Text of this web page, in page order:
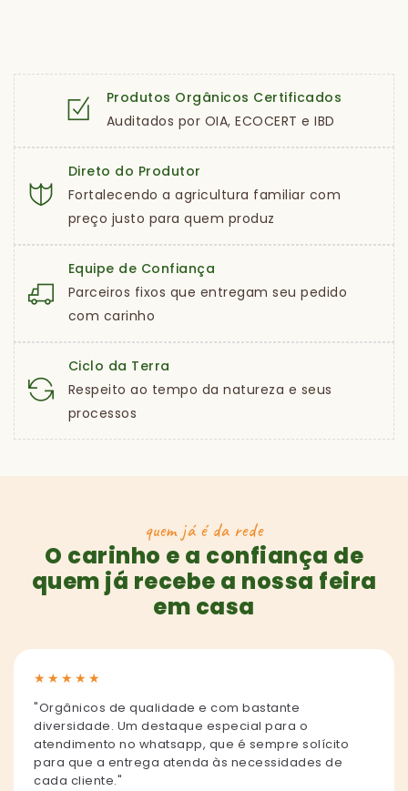
Produtos Orgânicos Certificados
Auditados por OIA, ECOCERT e IBD
Direto do Produtor
Fortalecendo a agricultura familiar com
preço justo para quem produz
Equipe de Confiança
Parceiros fixos que entregam seu pedido
com carinho
Ciclo da Terra
Respeito ao tempo da natureza e seus
processos
quem já é da rede
O carinho e a confiança de
quem já recebe a nossa feira
em casa
★ ★ ★ ★ ★
"Orgânicos de qualidade e com bastante
diversidade. Um destaque especial para o
atendimento no whatsapp, que é sempre solícito
para que a entrega atenda às necessidades de
cada cliente."